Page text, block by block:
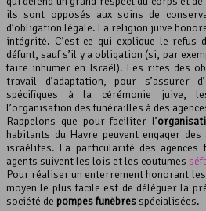
ils sont opposés aux soins de
d’obligation légale. La religion juive
intégrité. C’est ce qui explique le refus
défunt, sauf s’il y a obligation (si, par
faire inhumer en Israël). Les rites des
travail d’adaptation, pour s’assurer
spécifiques à la cérémonie juive,
l’organisation des funérailles à des
Rappelons que pour faciliter l’
habitants du Havre peuvent engager des
israélites. La particularité des agences
agents suivent les lois et les coutumes
Pour réaliser un enterrement honorant
moyen le plus facile est de déléguer la
société de pompes funèbres spécialisées.